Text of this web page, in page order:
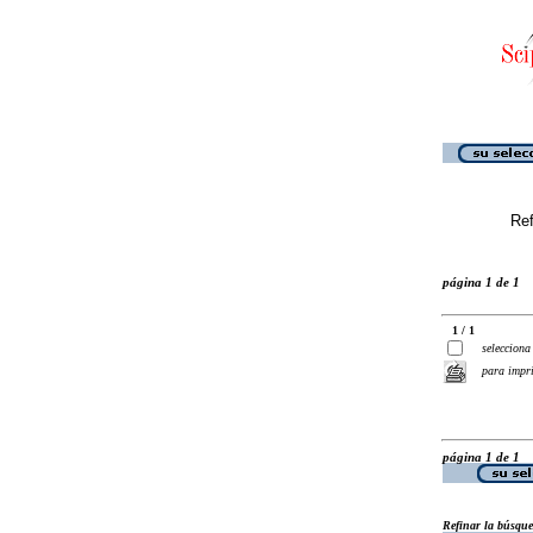
página 1 de 1
1 / 1
selecciona
para
página 1 de 1
Refinar la